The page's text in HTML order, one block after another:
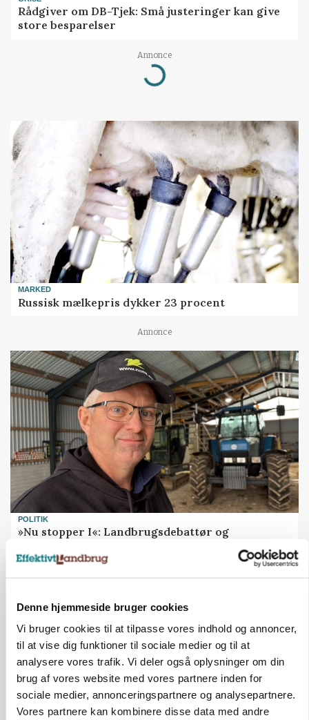
Denne hjemmeside bruger cookies
Vi bruger cookies til at tilpasse vores indhold og annoncer,
til at vise dig funktioner til sociale medier og til at
analysere vores trafik. Vi deler også oplysninger om din
brug af vores website med vores partnere inden for
sociale medier, annonceringspartnere og analysepartnere.
Vores partnere kan kombinere disse data med andre
Rådgiver om DB-Tjek: Små justeringer kan give
store besparelser
Annonce
Loading...
MARKED
Russisk mælkepris dykker 23 procent
Annonce
POLITIK
»Nu stopper I«: Landbrugsdebattør og
gødskningslov
Folketinget behandler ny gødskningslov: Sådan
kan den ændre din bedrift fra 2027
Annonce
Loading...